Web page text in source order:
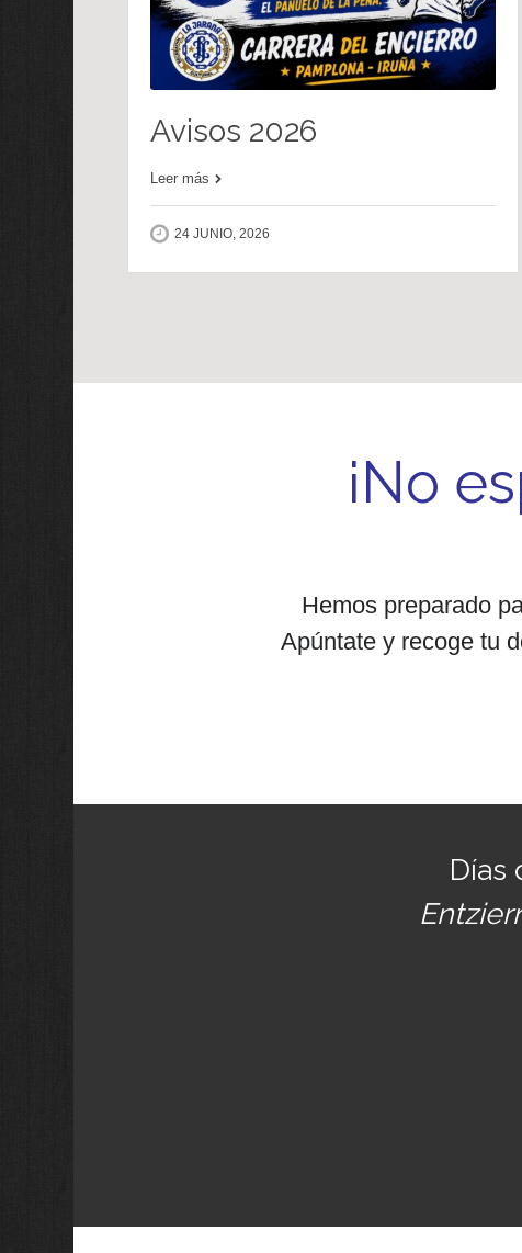
Avisos 2026
Leer más
24 JUNIO, 2026
¡No
Hemos preparado
Apúntate y recoge tu
Días